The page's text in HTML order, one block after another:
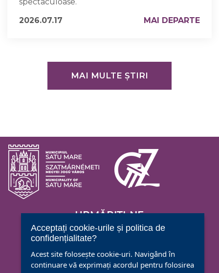
2026.07.17
MAI DEPARTE
MAI MULTE ȘTIRI
CENTRUL CULTURAL
URMĂRIȚI-NE
Acceptați cookie-urile și politica de
confidențialitate?
Acest site folosește cookie-uri. Navigând în
continuare vă exprimați acordul pentru folosirea